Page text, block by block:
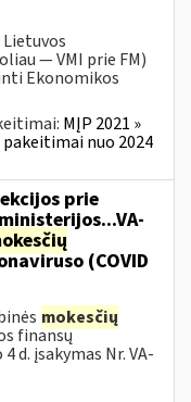
— VMI prie FM)
Ekonomikos
MĮP 2021 »
nuo 2024
prie
(COVID
mokesčių
finansų
d. įsakymas Nr. VA-